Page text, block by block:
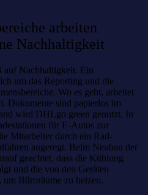
arbeiten
Nachhaltigkeit
auf Nachhaltigkeit. Ein
um das Reporting und die
Wo es geht, arbeitet
Dokumente sind papierlos im
wird DHLgo green genutzt. In
für E-Autos zur
Mitarbeiter durch ein Rad-
angeregt. Beim Neubau der
geachtet, dass die Kühlung
und die von den Geräten
Büroräume zu heizen.